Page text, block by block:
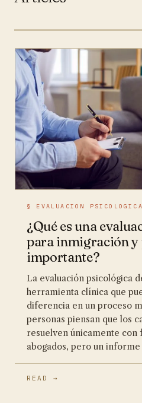
§ EVALUACION
¿Qué es una
para inmigración y
importante?
La evaluación psicológica
herramienta clínica que
diferencia en un proceso
personas piensan que los
resuelven únicamente con
abogados, pero un informe
READ →